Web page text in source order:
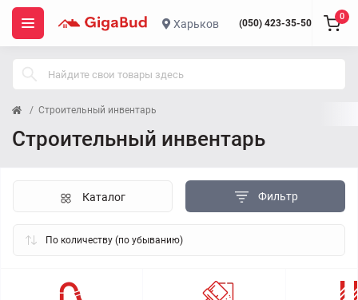
Харьков (050) 423-35-50
0
Строительный инвентарь
Строительный инвентарь
Фильтр
Каталог